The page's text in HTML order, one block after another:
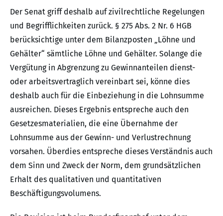
Der Senat griff deshalb auf zivilrechtliche Regelungen
und Begrifflichkeiten zurück. § 275 Abs. 2 Nr. 6 HGB
berücksichtige unter dem Bilanzposten „Löhne und
Gehälter“ sämtliche Löhne und Gehälter. Solange die
Vergütung in Abgrenzung zu Gewinnanteilen dienst-
oder arbeitsvertraglich vereinbart sei, könne dies
deshalb auch für die Einbeziehung in die Lohnsumme
ausreichen. Dieses Ergebnis entspreche auch den
Gesetzesmaterialien, die eine Übernahme der
Lohnsumme aus der Gewinn- und Verlustrechnung
vorsahen. Überdies entspreche dieses Verständnis auch
dem Sinn und Zweck der Norm, dem grundsätzlichen
Erhalt des qualitativen und quantitativen
Beschäftigungsvolumens.